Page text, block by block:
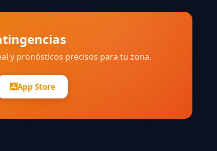
y pronósticos precisos para tu zona.
App Store